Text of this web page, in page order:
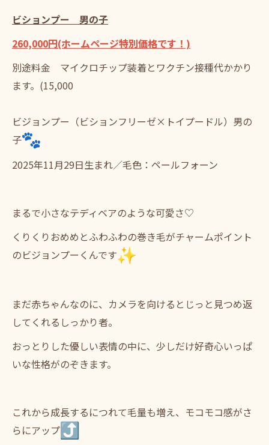
ビションプー 男の子
260,000円(ホームページ特別価格です！)
別途料金 マイクロチップ装着とワクチン接種代かかり
ます。(15,000
ビジョンプー（ビションフリーゼ×トイプードル）男の
子
2025年11月29日生まれ／毛色：ペールフォーン
まるで小さなテディベアのような可愛さ♡
くりくりおめめとふわふわの巻き毛がチャームポイント
のビジョンプーくんです
まだ赤ちゃんなのに、 カメラを向けるとじっと見つめ返
してくれるしっかり者。
おっとりした優しい表情の中に、 少しだけ好奇心いっぱ
いな性格がのぞきます。
これから成長するにつれて毛量も増え、 モコモコ感がさ
らにアップ